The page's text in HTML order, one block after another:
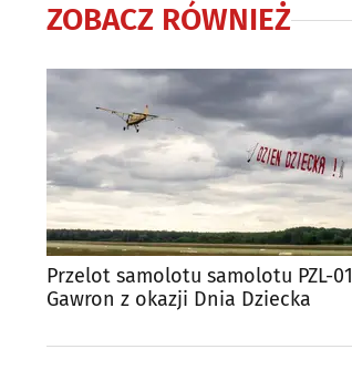
ZOBACZ RÓWNIEŻ
Przelot samolotu samolotu PZL-01
Gawron z okazji Dnia Dziecka